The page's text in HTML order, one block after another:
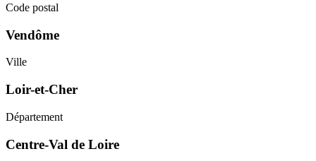
Code postal
Vendôme
Ville
Loir-et-Cher
Département
Centre-Val de Loire